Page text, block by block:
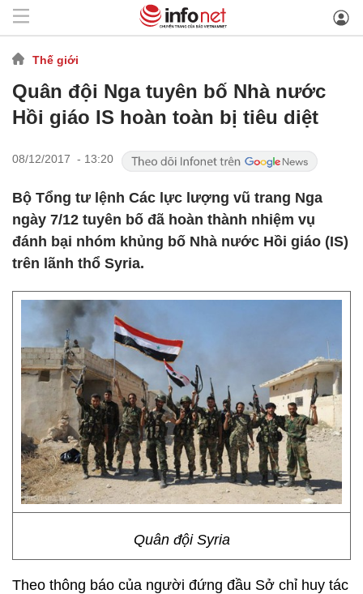
Thế giới
Quân đội Nga tuyên bố Nhà nước
Hồi giáo IS hoàn toàn bị tiêu diệt
08/12/2017 - 13:20
Bộ Tổng tư lệnh Các lực lượng vũ trang Nga
ngày 7/12 tuyên bố đã hoàn thành nhiệm vụ
đánh bại nhóm khủng bố Nhà nước Hồi giáo (IS)
trên lãnh thổ Syria.
Quân đội Syria
Theo thông báo của người đứng đầu Sở chỉ huy tác